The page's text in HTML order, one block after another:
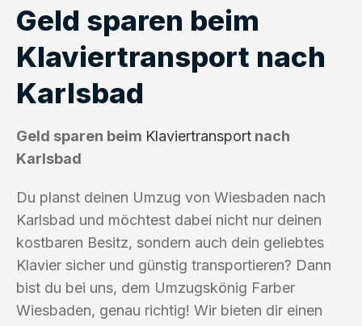
Geld sparen beim
Klaviertransport nach
Karlsbad
Geld sparen beim Klaviertransport nach
Karlsbad
Du planst deinen Umzug von Wiesbaden nach
Karlsbad und möchtest dabei nicht nur deinen
kostbaren Besitz, sondern auch dein geliebtes
Klavier sicher und günstig transportieren? Dann
bist du bei uns, dem Umzugskönig Farber
Wiesbaden, genau richtig! Wir bieten dir einen